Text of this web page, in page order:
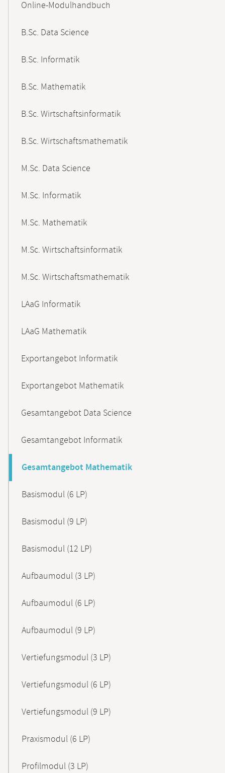
NavigationOnline-Modulhandbuch
B.Sc. Data Science
B.Sc. Informatik
B.Sc. Mathematik
B.Sc. Wirtschaftsinformatik
B.Sc. Wirtschaftsmathematik
M.Sc. Data Science
M.Sc. Informatik
M.Sc. Mathematik
M.Sc. Wirtschaftsinformatik
M.Sc. Wirtschaftsmathematik
LAaG Informatik
LAaG Mathematik
Exportangebot Informatik
Exportangebot Mathematik
Gesamtangebot Data Science
Gesamtangebot Informatik
Gesamtangebot Mathematik
Basismodul (6 LP)
Basismodul (9 LP)
Basismodul (12 LP)
Aufbaumodul (3 LP)
Aufbaumodul (6 LP)
Aufbaumodul (9 LP)
Vertiefungsmodul (3 LP)
Vertiefungsmodul (6 LP)
Vertiefungsmodul (9 LP)
Praxismodul (6 LP)
Profilmodul (3 LP)